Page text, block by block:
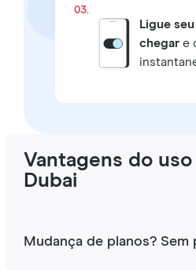
03.
Ligue
chegare
Vantagens do
Dubai
Mudança de planos? Sem